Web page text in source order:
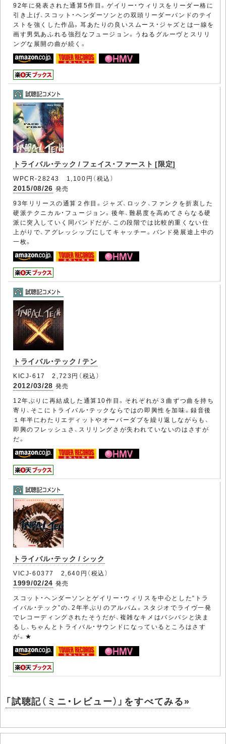
92年に発表された通算5作目。ゲイリー・ウィリスをリーダー格に
引き上げ、スコット・ヘンダーソンとの双頭リーダーバンドのテイ
ストを強くした作品。耳あたりの良いスムース・ジャズとは一線を
画す男気あふれる強烈なフュージョン。うねるグルーヴとスリリ
ングな展開の曲が続く。
トライバル・テック / フェイス・ファースト [限定]
WPCR-28243 1,100円（税込）
2015/08/26 発売
93年リリースの通算２作目。ジャズ、ロック、ファンクを折衷した
硬派テクニカル・フュージョン。後年、難易度を高めてさらなる硬
派に突入していく同バンドだが、この段階では比較的重くない仕
上がりで、アグレッシッブにしてキャッチー。バンド発展途上中の
一枚。
トライバル・テック / テン
KICJ-617 2,723円（税込）
2012/03/28 発売
12年ぶりに再結成した通算10作目。それぞれが３曲ずつ曲を持ち
寄り、そこにトライバル・テックならではの即興性を加味。録音後
１年半にわたりエディットやオーバーダブを繰り返しながらも、
即興のフレッシュさ、スリリングさが失われていないのはさすが
だ。
トライバル・テック / シック
VICJ-60377 2,640円（税込）
1999/02/24 発売
スコット・ヘンダーソンとゲイリー・ウィリスを中心とした“トラ
イバル・テック”の、2年半ぶりのアルバム。スタジオでライヴ一発
でレコーディングされたそうだが、複雑なキメはバシバシと決ま
るし、ちゃんとトライバル・サウンドになっているところはさす
が。★
「試聴記（ミニ・レビュー）」をすべてみる»